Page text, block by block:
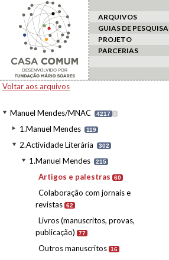
ARQUIVOS
GUIAS DE PESQUISA
PROJETO
PARCERIAS
Voltar aos arquivos
Manuel Mendes/MNAC 4217 I
1.Manuel Mendes 119
2.Actividade Literária 302
1.Manuel Mendes 215
Artigos e palestras 60
Colaboração com jornais e
revistas 62
Livros (manuscritos, provas,
publicação)
77
Outros manuscritos 16